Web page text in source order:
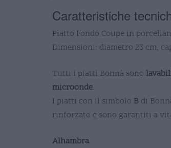
Caratteristiche
Piatto Fondo Coupe in
Dimensioni: diametro 23 cm,
Tutti i piatti Bonnà sono
microonde.
I piatti con il simbolo B di
rinforzato e sono garantiti a
Alhambra